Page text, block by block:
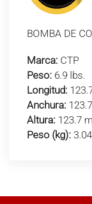
BOMBA DE
Marca: CTP
Peso: 6.9 lbs.
Longitud:
Anchura:
Altura: 123.7
Peso (kg): 3.04